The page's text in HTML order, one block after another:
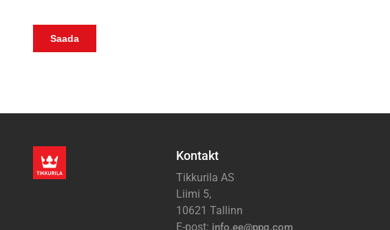
Kontakt
Tikkurila AS
Liimi 5,
10621 Tallinn
E-post: info.ee@ppg.com